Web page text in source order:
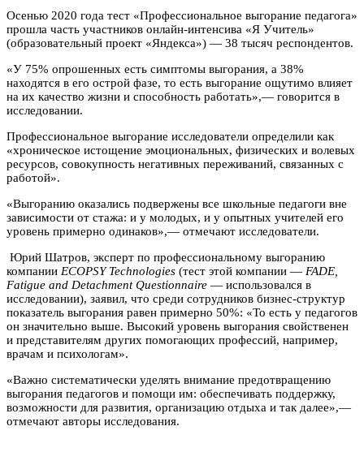
Осенью 2020 года тест «Профессиональное выгорание педагога»
прошла часть участников онлайн-интенсива «Я Учитель»
(образовательный проект «Яндекса») — 38 тысяч респондентов.
«У 75% опрошенных есть симптомы выгорания, а 38%
находятся в его острой фазе, то есть выгорание ощутимо влияет
на их качество жизни и способность работать»,— говорится в
исследовании.
Профессиональное выгорание исследователи определили как
«хроническое истощение эмоциональных, физических и волевых
ресурсов, совокупность негативных переживаний, связанных с
работой».
«Выгоранию оказались подвержены все школьные педагоги вне
зависимости от стажа: и у молодых, и у опытных учителей его
уровень примерно одинаков»,— отмечают исследователи.
Юрий Шатров, эксперт по профессиональному выгоранию
компании ECOPSY Technologies (тест этой компании — FADE,
Fatigue and Detachment Questionnaire — использовался в
исследовании), заявил, что среди сотрудников бизнес-структур
показатель выгорания равен примерно 50%: «То есть у педагогов
он значительно выше. Высокий уровень выгорания свойственен
и представителям других помогающих профессий, например,
врачам и психологам».
«Важно систематически уделять внимание предотвращению
выгорания педагогов и помощи им: обеспечивать поддержку,
возможности для развития, организацию отдыха и так далее»,—
отмечают авторы исследования.